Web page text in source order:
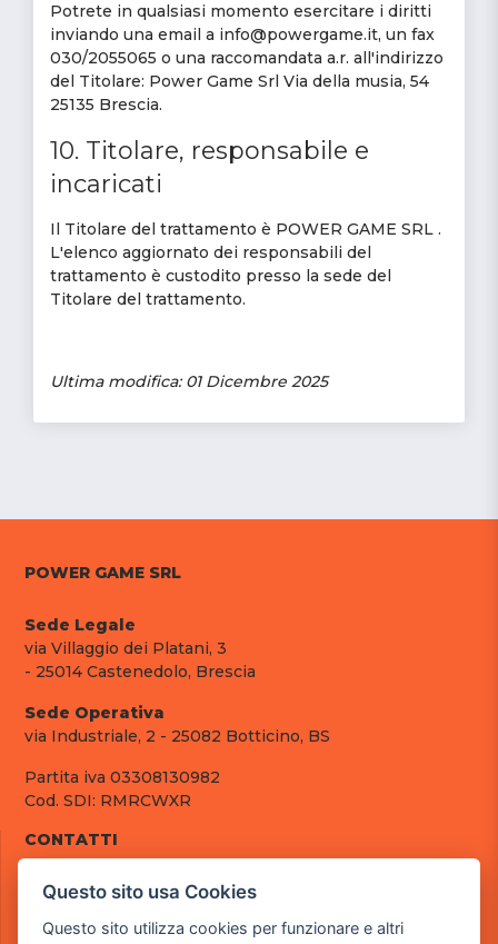
Potrete in qualsiasi momento esercitare i diritti
inviando una email a info@powergame.it, un fax
030/2055065 o una raccomandata a.r. all'indirizzo
del Titolare: Power Game Srl Via della musia, 54
25135 Brescia.
10. Titolare, responsabile e
incaricati
Il Titolare del trattamento è POWER GAME SRL .
L'elenco aggiornato dei responsabili del
trattamento è custodito presso la sede del
Titolare del trattamento.
Ultima modifica: 01 Dicembre 2025
POWER GAME SRL
Sede Legale
via Villaggio dei Platani, 3
- 25014 Castenedolo, Brescia
Sede Operativa
via Industriale, 2 - 25082 Botticino, BS
Partita iva 03308130982
Cod. SDI: RMRCWXR
CONTATTI
tel.: +39 030 376 2377
pec: powergamesrl@legalmail.it
Questo sito usa Cookies
Questo sito utilizza cookies per funzionare e altri